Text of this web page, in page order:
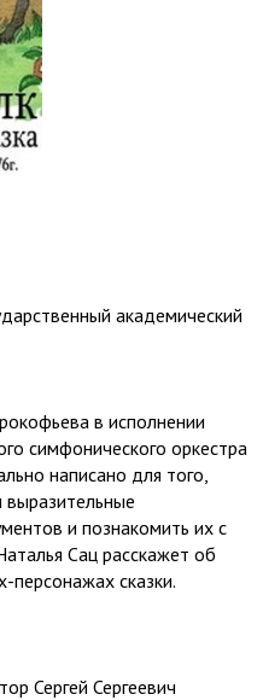
академический
в исполнении
симфонического оркестра
написано для того,
и познакомить их с
Сац расскажет об
персонажах сказки.
Сергей Сергеевич